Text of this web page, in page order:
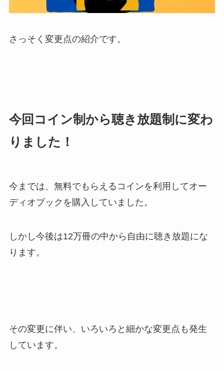
さっそく変更点の紹介です。
今回コイン制から聴き放題制に変わ
りました！
今までは、無料でもらえるコインを利用してオー
ディオブックを購入していました。
しかし今後は12万冊の中から自由に聴き放題にな
ります。
その変更に伴い、いろいろと細かな変更点も発生
しています。